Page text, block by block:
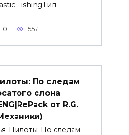
FishingТип
0 557
По следам
слона
от R.G.
Пилоты: По следам